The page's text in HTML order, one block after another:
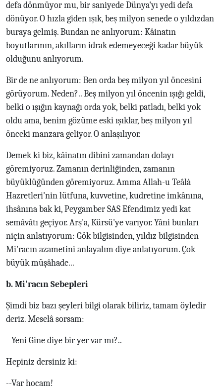
defa dönmüyor mu, bir saniyede Dünya'yı yedi defa
dönüyor. O hızla giden ışık, beş milyon senede o yıldızdan
buraya gelmiş. Bundan ne anlıyorum: Kâinatın
boyutlarının, akılların idrak edemeyeceği kadar büyük
olduğunu anlıyorum.
Bir de ne anlıyorum: Ben orda beş milyon yıl öncesini
görüyorum. Neden?.. Beş milyon yıl öncenin ışığı geldi,
belki o ışığın kaynağı orda yok, belki patladı, belki yok
oldu ama, benim gözüme eski ışıklar, beş milyon yıl
önceki manzara geliyor. O anlaşılıyor.
Demek ki biz, kâinatın dibini zamandan dolayı
göremiyoruz. Zamanın derinliğinden, zamanın
büyüklüğünden göremiyoruz. Amma Allah-u Teâlà
Hazretleri'nin lütfuna, kuvvetine, kudretine imkânına,
ihsânına bak ki, Peygamber SAS Efendimiz yedi kat
semâvâtı geçiyor. Arş'a, Kürsü'ye varıyor. Yâni bunları
niçin anlatıyorum: Gök bilgisinden, yıldız bilgisinden
Mi'racın azametini anlayalım diye anlatıyorum. Çok
büyük müşâhade...
b. Mi'racın Sebepleri
Şimdi biz bazı şeyleri bilgi olarak biliriz, tamam öyledir
deriz. Meselâ sorsam:
--Yeni Gine diye bir yer var mı?..
Hepiniz dersiniz ki:
--Var hocam!